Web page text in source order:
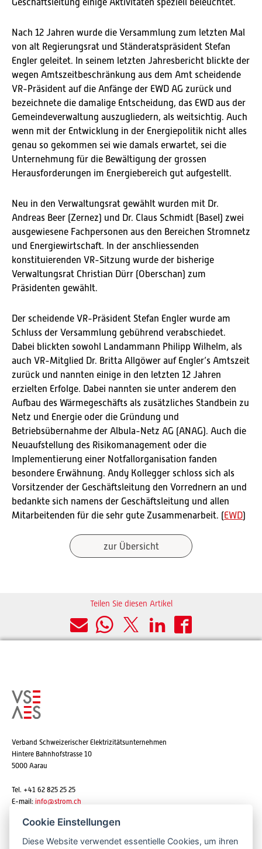
Geschäftsleitung einige Aktivitäten speziell beleuchtet.
Nach 12 Jahren wurde die Versammlung zum letzten Mal
von alt Regierungsrat und Ständeratspräsident Stefan
Engler geleitet. In seinem letzten Jahresbericht blickte der
wegen Amtszeitbeschränkung aus dem Amt scheidende
VR-Präsident auf die Anfänge der EWD AG zurück und
bezeichnete die damalige Entscheidung, das EWD aus der
Gemeindeverwaltung auszugliedern, als weitsichtig. Auch
wenn mit der Entwicklung in der Energiepolitik nicht alles
genau so gekommen sei wie damals erwartet, sei die
Unternehmung für die Bewältigung der grossen
Herausforderungen im Energiebereich gut aufgestellt.
Neu in den Verwaltungsrat gewählt wurden mit Dr.
Andreas Beer (Zernez) und Dr. Claus Schmidt (Basel) zwei
ausgewiesene Fachpersonen aus den Bereichen Stromnetz
und Energiewirtschaft. In der anschliessenden
konstituierenden VR-Sitzung wurde der bisherige
Verwaltungsrat Christian Dürr (Oberschan) zum
Präsidenten gewählt.
Der scheidende VR-Präsident Stefan Engler wurde am
Schluss der Versammlung gebührend verabschiedet.
Dabei blickten sowohl Landammann Philipp Wilhelm, als
auch VR-Mitglied Dr. Britta Allgöwer auf Engler’s Amtszeit
zurück und nannten einige in den letzten 12 Jahren
erzielten Erfolge. Dabei nannten sie unter anderem den
Aufbau des Wärmegeschäfts als zusätzliches Standbein zu
Netz und Energie oder die Gründung und
Betriebsübernahme der Albula-Netz AG (ANAG). Auch die
Neuaufstellung des Risikomanagement oder die
Implementierung einer Notfallorganisation fanden
besondere Erwähnung. Andy Kollegger schloss sich als
Vorsitzender der Geschäftsleitung den Vorrednern an und
bedankte sich namens der Geschäftsleitung und allen
Mitarbeitenden für die sehr gute Zusammenarbeit. (EWD)
zur Übersicht
Teilen Sie diesen Artikel
Verband Schweizerischer Elektrizitätsunternehmen
Hintere Bahnhofstrasse 10
5000 Aarau
Tel. +41 62 825 25 25
E-mail: info@strom.ch
Newsletter abonnieren
Cookie Einstellungen
Diese Website verwendet essentielle Cookies, um ihren